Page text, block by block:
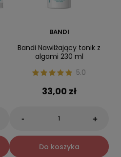
BANDI
Bandi Nawilżający tonik z
algami 230 ml
5.0
33,00 zł
- +
Do koszyka